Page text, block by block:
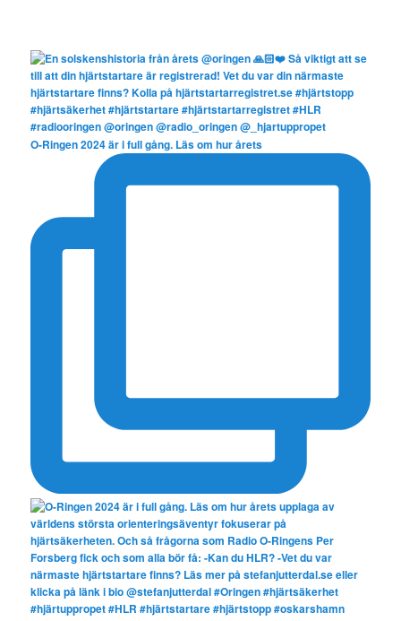
O-Ringen 2024 är i full gång. Läs om hur årets